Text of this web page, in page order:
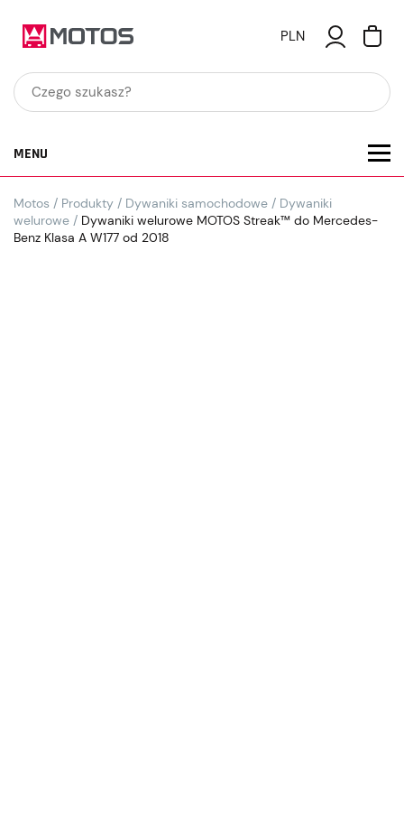
PLN
MENU
Motos / Produkty / Dywaniki samochodowe / Dywaniki
welurowe / Dywaniki welurowe MOTOS Streak™ do Mercedes-
Benz Klasa A W177 od 2018